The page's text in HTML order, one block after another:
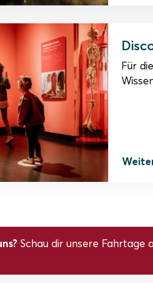
Für
Schau dir unsere Fahrtage